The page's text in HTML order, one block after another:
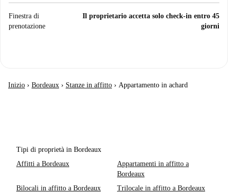
Finestra di
prenotazione
Il proprietario accetta solo check-in entro 45
giorni
Inizio › Bordeaux › Stanze in affitto › Appartamento in achard
Tipi di proprietà in Bordeaux
Affitti a Bordeaux
Appartamenti in affitto a
Bordeaux
Bilocali in affitto a Bordeaux
Trilocale in affitto a Bordeaux